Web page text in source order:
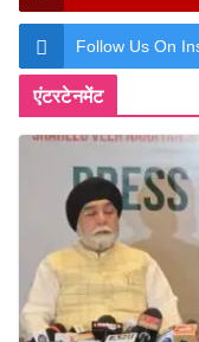
Follow Us On
एंटरटेनमेंट